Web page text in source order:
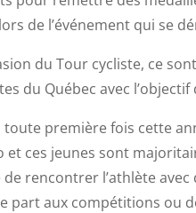
de l’événement qui se
du Tour cycliste, ce
du Québec avec
toute première fois cette
et ces jeunes sont
de rencontrer l’athlète
part aux compétitions ou